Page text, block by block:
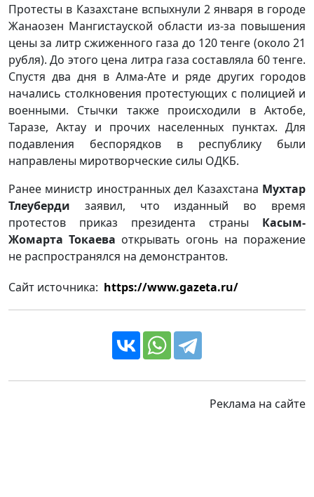
Протесты в Казахстане вспыхнули 2 января в городе
Жанаозен Мангистауской области из-за повышения
цены за литр сжиженного газа до 120 тенге (около 21
рубля). До этого цена литра газа составляла 60 тенге.
Спустя два дня в Алма-Ате и ряде других городов
начались столкновения протестующих с полицией и
военными. Стычки также происходили в Актобе,
Таразе, Актау и прочих населенных пунктах. Для
подавления беспорядков в республику были
направлены миротворческие силы ОДКБ.
Ранее министр иностранных дел Казахстана Мухтар
Тлеуберди заявил, что изданный во время
протестов приказ президента страны Касым-
Жомарта Токаева открывать огонь на поражение
не распространялся на демонстрантов.
Сайт источника: https://www.gazeta.ru/
Реклама на сайте